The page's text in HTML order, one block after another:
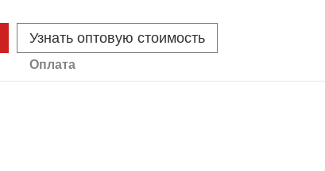
Узнать оптовую стоимость
Оплата